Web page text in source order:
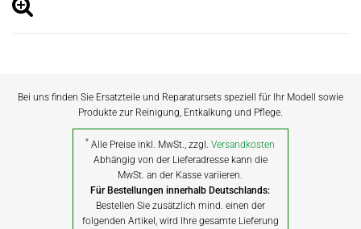
Bei uns finden Sie Ersatzteile und Reparatursets speziell für Ihr Modell sowie
Produkte zur Reinigung, Entkalkung und Pflege.
* Alle Preise inkl. MwSt., zzgl.Versandkosten
Abhängig von der Lieferadresse kann die
MwSt. an der Kasse variieren.
Für Bestellungen innerhalb Deutschlands:
Bestellen Sie zusätzlich mind. einen der
folgenden Artikel, wird Ihre gesamte Lieferung